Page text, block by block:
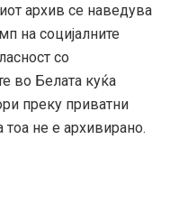
архив се наведува
на социјалните
со
во Белата куќа
преку приватни
не е архивирано.